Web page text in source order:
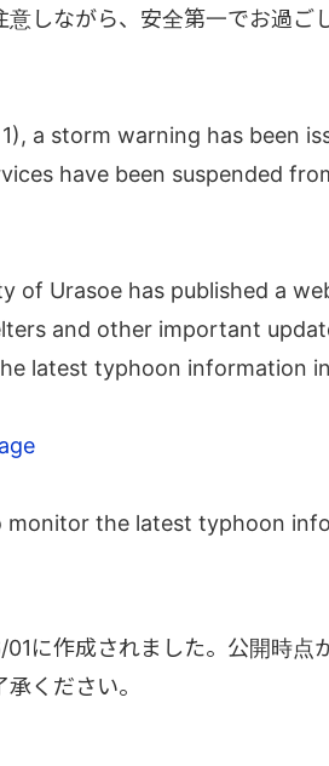
しながら、安全第一でお過ご
a storm warning has been
have been suspended
of Urasoe has published a
and other important
latest typhoon information
monitor the latest typhoon
に作成されました。公開時点
ください。